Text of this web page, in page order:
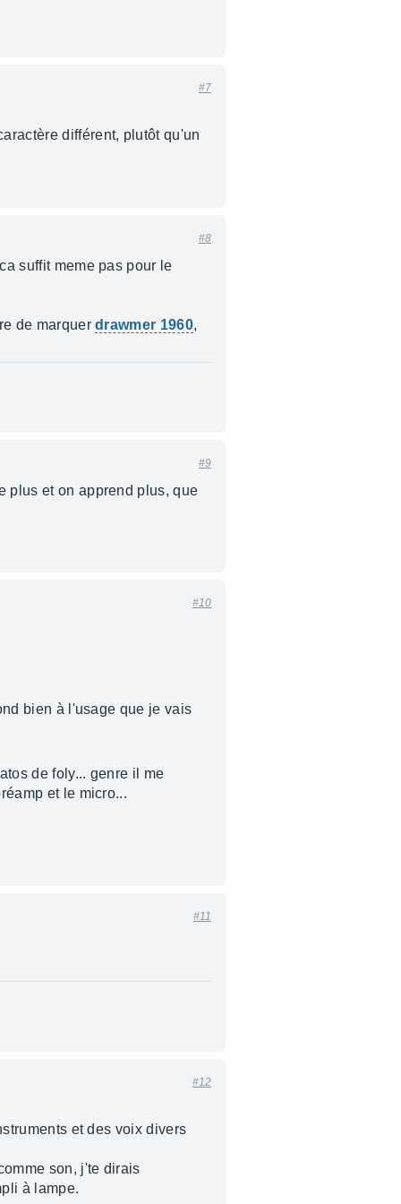
#7
différent, plutôt qu'un
#8
suffit meme pas pour le
de marquerdrawmer 1960,
#9
plus et on apprend plus, que
#10
bien à l'usage que je vais
de foly... genre il me
et le micro...
#11
#12
et des voix divers
son, j'te dirais
à lampe.